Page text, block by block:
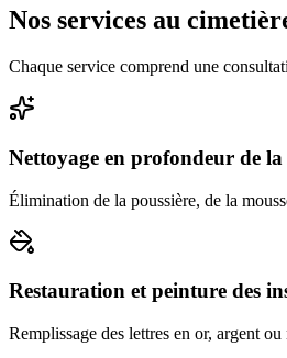
Nos services au
Chaque service comprend une
Nettoyage en profondeur de la
Élimination de la poussière, de la
Restauration et peinture des
Remplissage des lettres en or, argent